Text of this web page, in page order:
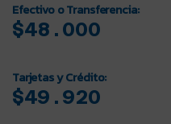
Efectivo o Transferencia:
$48.000
Tarjetas y Crédito:
$49.920